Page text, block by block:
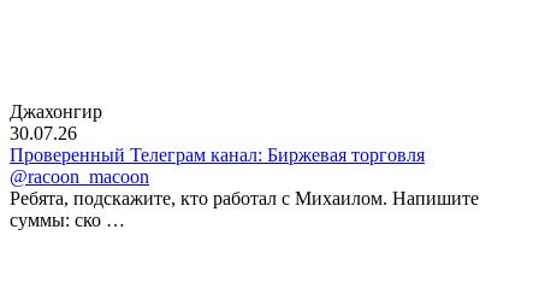
Джахонгир
30.07.26
Проверенный Телеграм канал: Биржевая торговля
@racoon_macoon
Ребята, подскажите, кто работал с Михаилом. Напишите
суммы: ско …